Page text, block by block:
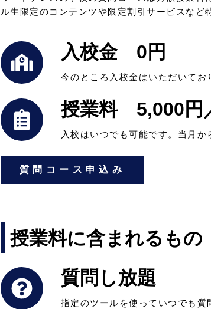
ル生限定のコンテンツや限定割引サービスなど
入校金 0円
今のところ入校金はいただいてお
授業料 5,000円
入校はいつでも可能です。当月
質問コース申込み
授業料に含まれるもの
質問し放題
指定のツールを使っていつでも